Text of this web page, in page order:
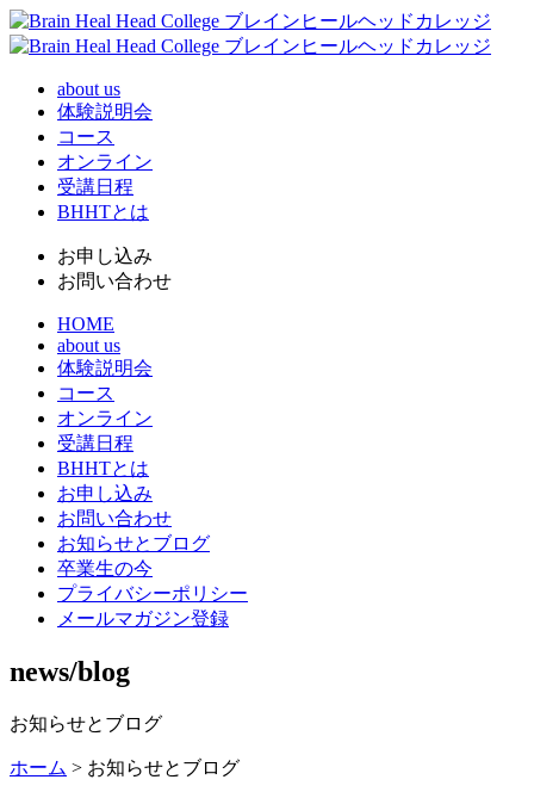
about us
体験説明会
コース
オンライン
受講日程
BHHTとは
お申し込み
お問い合わせ
HOME
about us
体験説明会
コース
オンライン
受講日程
BHHTとは
お申し込み
お問い合わせ
お知らせとブログ
卒業生の今
プライバシーポリシー
メールマガジン登録
news/blog
お知らせとブログ
ホーム > お知らせとブログ